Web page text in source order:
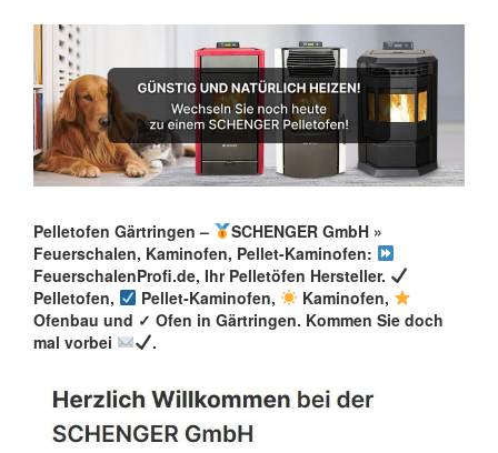
Pelletofen Gärtringen –
SCHENGER GmbH »
Feuerschalen, Kaminofen, Pellet-Kaminofen:
FeuerschalenProfi.de, Ihr Pelletöfen Hersteller.
Pelletofen,
Pellet-Kaminofen,
Kaminofen,
Ofenbau und ✓ Ofen in Gärtringen. Kommen Sie doch
mal vorbei
.